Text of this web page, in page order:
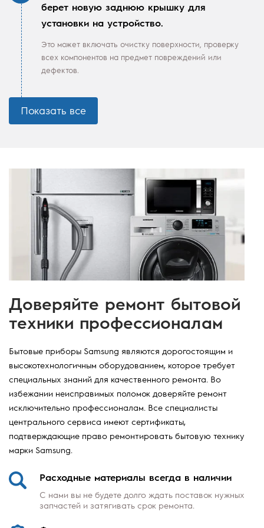
берет новую заднюю крышку для
установки на устройство.
Это может включать очистку поверхности, проверку
всех компонентов на предмет повреждений или
дефектов.
Показать все
Доверяйте ремонт бытовой
техники профессионалам
Бытовые приборы Samsung являются дорогостоящим и
высокотехнологичным оборудованием, которое требует
специальных знаний для качественного ремонта. Во
избежании неисправимых поломок доверяйте ремонт
исключительно профессионалам. Все специалисты
центрального сервиса имеют сертификаты,
подтверждающие право ремонтировать бытовую технику
марки Samsung.
Расходные материалы всегда в наличии
С нами вы не будете долго ждать поставок нужных
запчастей и затягивать срок ремонта.